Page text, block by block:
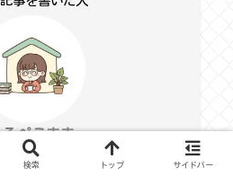
るぺこまま
のママ。
検索 トップ サイドバー